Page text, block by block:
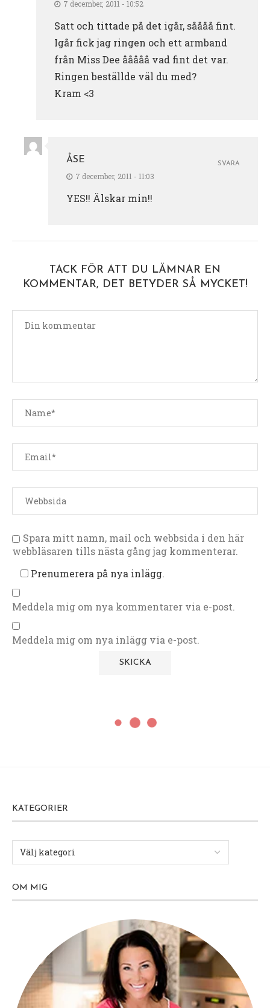
7 december, 2011 - 10:52
Satt och tittade på det igår, såååå fint.
Igår fick jag ringen och ett armband
från Miss Dee ååååå vad fint det var.
Ringen beställde väl du med?
Kram <3
ÅSE
7 december, 2011 - 11:03
YES!! Älskar min!!
SVARA
TACK FÖR ATT DU LÄMNAR EN
KOMMENTAR, DET BETYDER SÅ MYCKET!
Spara mitt namn, mail och webbsida i den här
webbläsaren tills nästa gång jag kommenterar.
Prenumerera på nya inlägg.
Meddela mig om nya kommentarer via e-post.
Meddela mig om nya inlägg via e-post.
KATEGORIER
OM MIG